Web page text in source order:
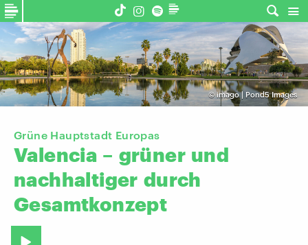
© imago | Pond5 Images
Grüne Hauptstadt Europas
Valencia – grüner und
nachhaltiger durch
Gesamtkonzept